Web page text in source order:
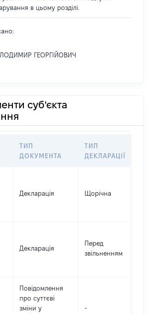
в цьому розділі.
ГЕОРГІЙОВИЧ
суб'єкта
ТИП
ДОКУМЕНТА
ТИП
ДЕКЛАРАЦІЇ
Декларація Щорічна
Декларація
Перед
звільненням
Повідомлення
про суттєві
зміни y
-